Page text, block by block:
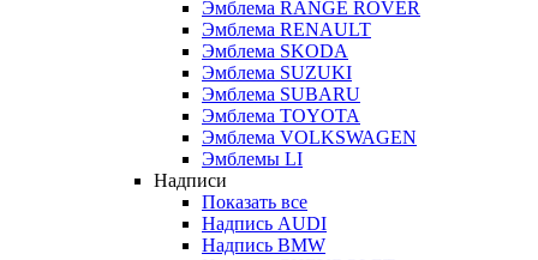
Эмблема RANGE ROVER
Эмблема RENAULT
Эмблема SKODA
Эмблема SUZUKI
Эмблема SUBARU
Эмблема TOYOTA
Эмблема VOLKSWAGEN
Эмблемы LI
Надписи
Показать все
Надпись AUDI
Надпись BMW